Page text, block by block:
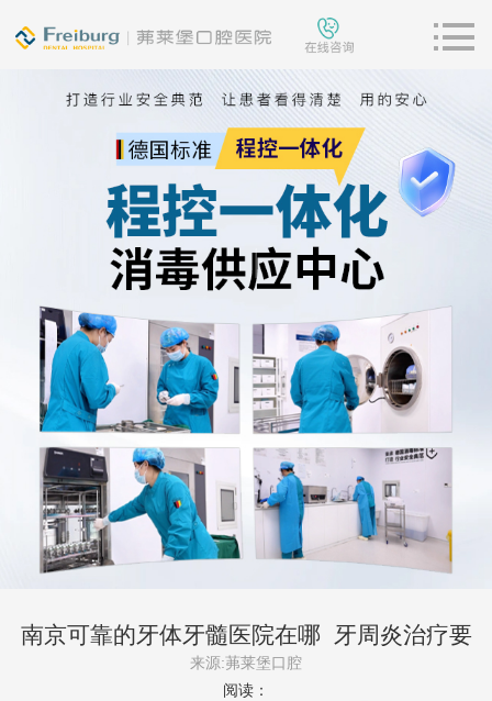
南京可靠的牙体牙髓医院在哪_牙周炎治疗要
多少钱
来源:茀莱堡口腔
阅读：